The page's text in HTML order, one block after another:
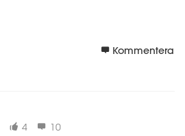
Kommentera
4 10